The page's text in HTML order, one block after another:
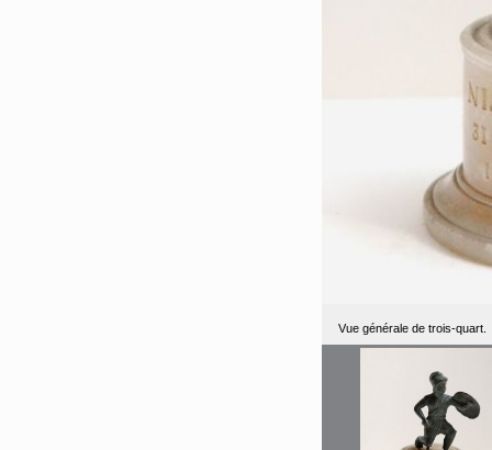
Vue générale de trois-quart.